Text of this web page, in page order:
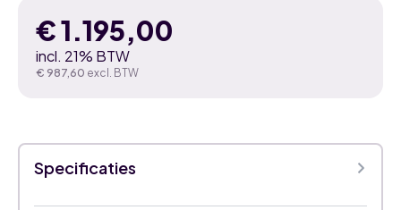
€1.195,00
incl. 21% BTW
€ 987,60 excl. BTW
Specificaties